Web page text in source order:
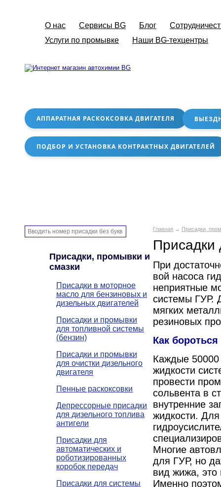
О нас Сервисы BG Блог
Услуги по промывке
Наши BG-техцентры
АППАРАТНАЯ РАСКОКСОВКА ДВИГАТЕЛЯ
ПОДБОР И УСТАНОВКА КОНТРАКТНЫХ ДВИГАТЕЛЕЙ
Главная → Присадки,
Присадки
При
вой насоса
неприятные
системы ГУР.
мягких
резиновых
Как
Каждые 50000
жидкости
провести
сольвента в
внутренние
жидкости.
Многие
для ГУР, но
вид жижа, это
Именно
Присадки, промывки и
смазки
Присадки в моторное
масло для бензиновых и
дизельных двигателей
Присадки и промывки
для топливной системы
(бензин)
Присадки и промывки
для очистки дизельного
двигателя
Пенные раскоксовки
Депрессорные присадки
для дизельного топлива
антигели
Присадки для
автоматических и
роботизированных
коробок передач
Присадки для системы